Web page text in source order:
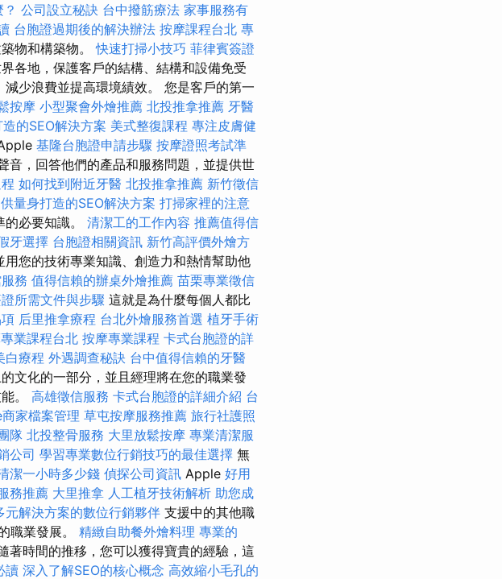
公司設立秘訣 台中撥筋療法 家事服務有
台胞證過期後的解決辦法 按摩課程台北 專
築物和構築物。快速打掃小技巧 菲律賓簽證
各地，保護客戶的結構、結構和設備免受
少浪費並提高環境績效。 您是客戶的第一
按摩 小型聚會外燴推薦 北投推拿推薦 牙醫
的SEO解決方案 美式整復課程 專注皮膚健
基隆台胞證申請步驟 按摩證照考試準
音，回答他們的產品和服務問題，並提供世
如何找到附近牙醫 北投推拿推薦 新竹徵信
量身打造的SEO解決方案 打掃家裡的注意
必要知識。 清潔工的工作內容 推薦值得信
牙選擇 台胞證相關資訊 新竹高評價外燴方
您的技術專業知識、創造力和熱情幫助他
務 值得信賴的辦桌外燴推薦 苗栗專業徵信
所需文件與步驟 這就是為什麼每個人都比
后里推拿療程 台北外燴服務首選 植牙手術
業課程台北 按摩專業課程 卡式台胞證的詳
白療程 外遇調查秘訣 台中值得信賴的牙醫
文化的一部分，並且經理將在您的職業發
。 高雄徵信服務 卡式台胞證的詳細介紹 台
家檔案管理 草屯按摩服務推薦 旅行社護照
隊 北投整骨服務 大里放鬆按摩 專業清潔服
公司 學習專業數位行銷技巧的最佳選擇 無
潔一小時多少錢 偵探公司資訊 Apple 好用
務推薦 大里推拿 人工植牙技術解析 助您成
元解決方案的數位行銷夥伴 支援中的其他職
職業發展。 精緻自助餐外燴料理 專業的
著時間的推移，您可以獲得寶貴的經驗，這
讀 深入了解SEO的核心概念 高效縮小毛孔的